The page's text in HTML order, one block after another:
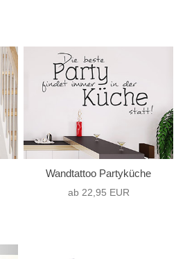
Wandtattoo Partyküche
ab 22,95 EUR